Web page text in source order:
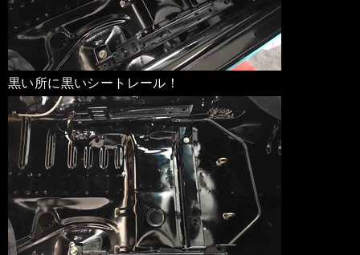
黒い所に黒いシートレール！